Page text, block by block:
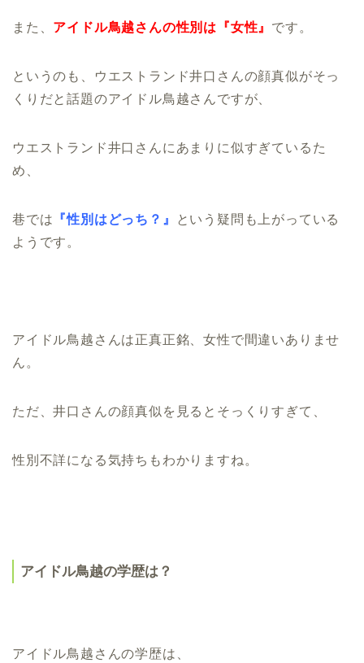
また、 アイドル鳥越さんの性別は『女性』 です。
というのも、ウエストランド井口さんの顔真似がそっ
くりだと話題のアイドル鳥越さんですが、
ウエストランド井口さんにあまりに似すぎているた
め、
巷では 『性別はどっち？』
という疑問も上がっている
ようです。
アイドル鳥越さんは正真正銘、女性で間違いありませ
ん。
ただ、井口さんの顔真似を見るとそっくりすぎて、
性別不詳になる気持ちもわかりますね。
アイドル鳥越の学歴は？
アイドル鳥越さんの学歴は、